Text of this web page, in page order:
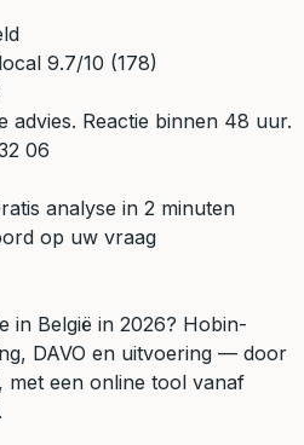
9.7/10 (178)
advies. Reactie binnen 48 uur.
06
analyse in 2 minuten
op uw vraag
in België in 2026? Hobin-
DAVO en uitvoering — door
met een online tool vanaf